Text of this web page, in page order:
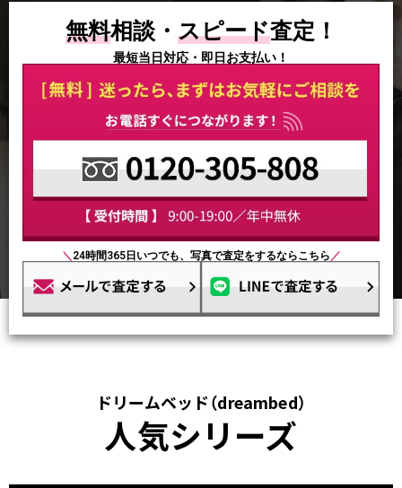
無料相談・ スピード査定！
最短当日対応・即日お支払い！
＼ 24時間365日いつでも、写真で査定をするならこちら ／
ドリームベッド（dreambed）
人気シリーズ